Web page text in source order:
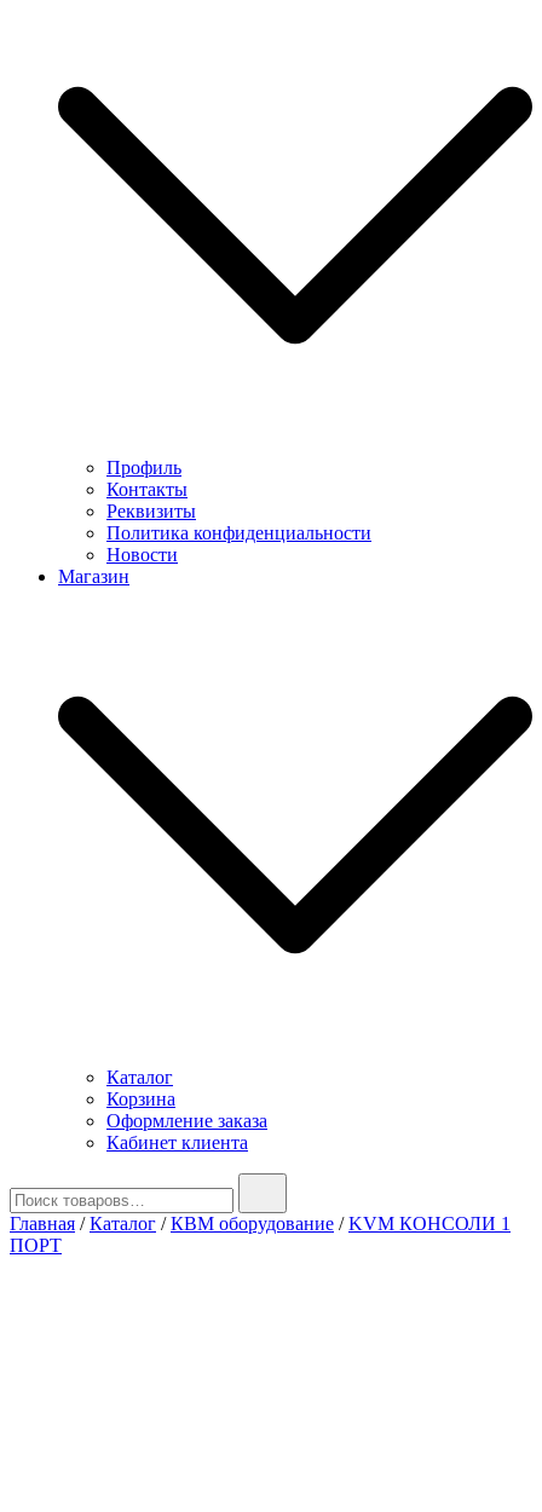
Профиль
Контакты
Реквизиты
Политика конфиденциальности
Новости
Магазин
Каталог
Корзина
Оформление заказа
Кабинет клиента
Главная /Каталог /КВМ оборудование /KVM КОНСОЛИ 1
ПОРТ